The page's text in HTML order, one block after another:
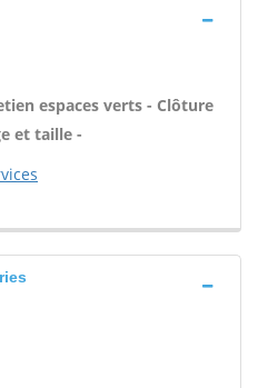
espaces verts - Clôture
et taille -